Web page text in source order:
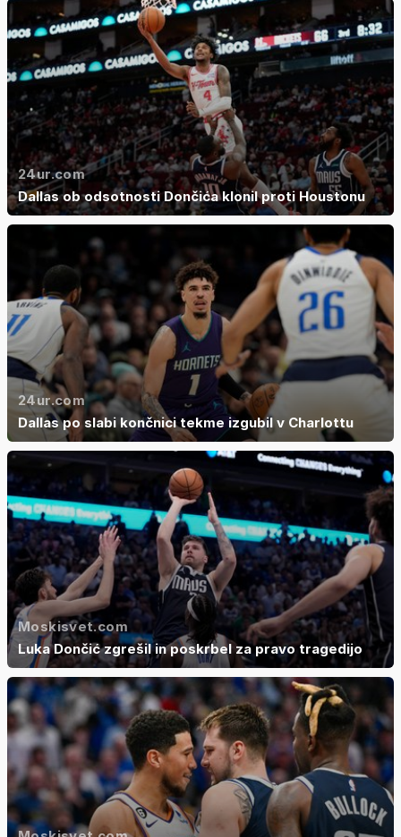
24ur.com
Dallas ob odsotnosti Dončića klonil proti Houstonu
24ur.com
Dallas po slabi končnici tekme izgubil v Charlottu
Moskisvet.com
Luka Dončić zgrešil in poskrbel za pravo tragedijo